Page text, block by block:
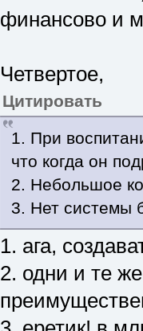
финансово и
Четвертое,
Цитировать
1. При
что когда он
2. Небольшое
3. Нет системы
1. ага,
2. одни и те